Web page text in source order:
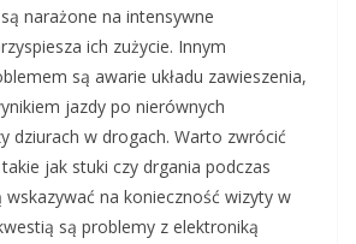
narażone na intensywne
ich zużycie. Innym
są awarie układu zawieszenia,
jazdy po nierównych
dziurach w drogach. Warto zwrócić
jak stuki czy drgania podczas
na konieczność wizyty w
są problemy z elektroniką